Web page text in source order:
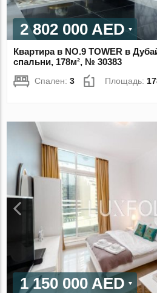
2 802 000 AED
Квартира в NO.9 TOWER в
спальни, 178м², № 30383
Спален:3 Площадь:
1 150 000 AED